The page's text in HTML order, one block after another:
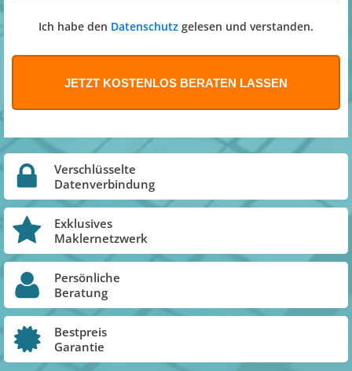
Ich habe den Datenschutz gelesen und verstanden.
Verschlüsselte
Datenverbindung
Exklusives
Maklernetzwerk
Persönliche
Beratung
Bestpreis
Garantie